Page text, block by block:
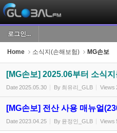
로그인...
Home 소식지(손해보험) MG손보
[MG손보] 2025.06부터 소식
Date2025.05.30 By 최유리_GLB Views
[MG손보] 전산 사용 매뉴얼
Date2023.04.25 By 윤정인_GLB Views
Sketchbook5,
Sketchbook5,